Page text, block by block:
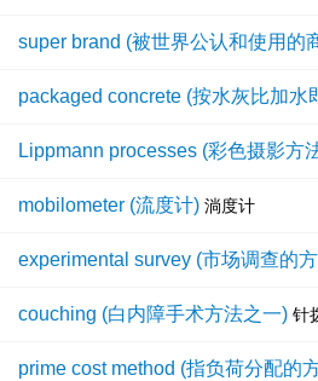
super brand (被世界公认和使用的
packaged concrete (按水灰比加水
Lippmann processes (彩色摄影方
mobilometer (流度计) 淌度计
experimental survey (市场调查的
couching (白内障手术方法之一) 针
prime cost method (指负荷分配的